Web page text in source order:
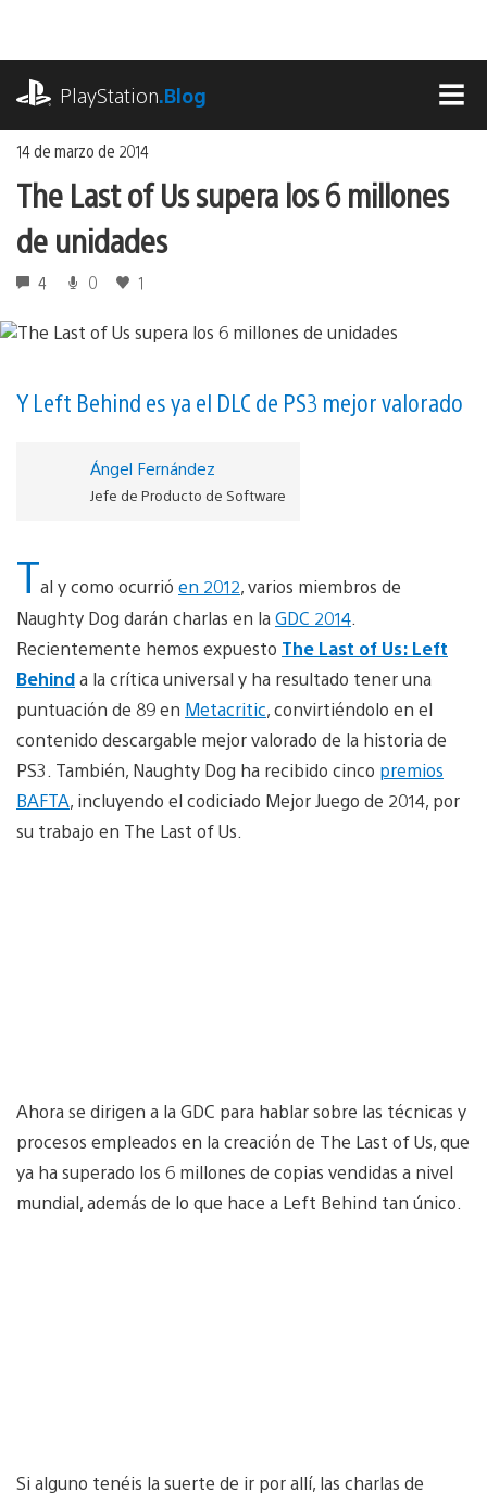
contenido
PlayStation.Blog
14 de marzo de 2014
The Last of Us supera los 6 millones
de unidades
4 0 1
Y Left Behind es ya el DLC de PS3 mejor valorado
Ángel Fernández
Jefe de Producto de Software
Tal y como ocurrió en 2012, varios miembros de
Naughty Dog darán charlas en la GDC 2014
Recientemente hemos expuesto The Last of Us: Left
Behinda la crítica universal y ha resultado tener una
puntuación de 89 en Metacritic, convirtiéndolo en el
contenido descargable mejor valorado de la historia de
PS3. También, Naughty Dog ha recibido cinco premios
BAFTA, incluyendo el codiciado Mejor Juego de 2014, por
su trabajo en The Last of Us.
Ahora se dirigen a la GDC para hablar sobre las técnicas y
procesos empleados en la creación de The Last of Us, que
ya ha superado los 6 millones de copias vendidas a nivel
mundial, además de lo que hace a Left Behind tan único.
Si alguno tenéis la suerte de ir por allí, las charlas de